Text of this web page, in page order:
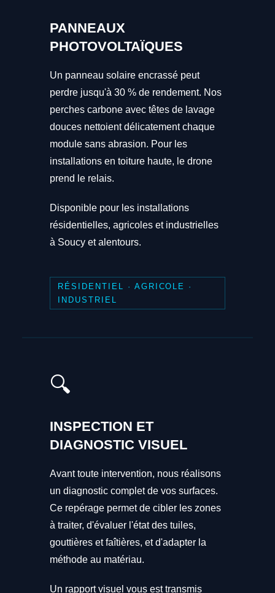
PANNEAUX
PHOTOVOLTAÏQUES
Un panneau solaire encrassé peut
perdre jusqu'à 30 % de rendement. Nos
perches carbone avec têtes de lavage
douces nettoient délicatement chaque
module sans abrasion. Pour les
installations en toiture haute, le drone
prend le relais.
Disponible pour les installations
résidentielles, agricoles et industrielles
à Soucy et alentours.
RÉSIDENTIEL · AGRICOLE ·
INDUSTRIEL
🔍
INSPECTION ET
DIAGNOSTIC VISUEL
Avant toute intervention, nous réalisons
un diagnostic complet de vos surfaces.
Ce repérage permet de cibler les zones
à traiter, d'évaluer l'état des tuiles,
gouttières et faîtières, et d'adapter la
méthode au matériau.
Un rapport visuel vous est transmis